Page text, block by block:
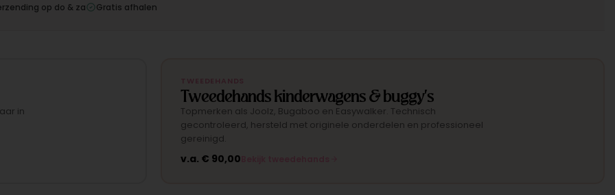
op do & za Gratis afhalen
in
TWEEDEHANDS
Tweedehands kinderwagens & buggy's
Topmerken als Joolz, Bugaboo en Easywalker. Technisch
gecontroleerd, hersteld met originele onderdelen en professioneel
gereinigd.
v.a. € 90,00